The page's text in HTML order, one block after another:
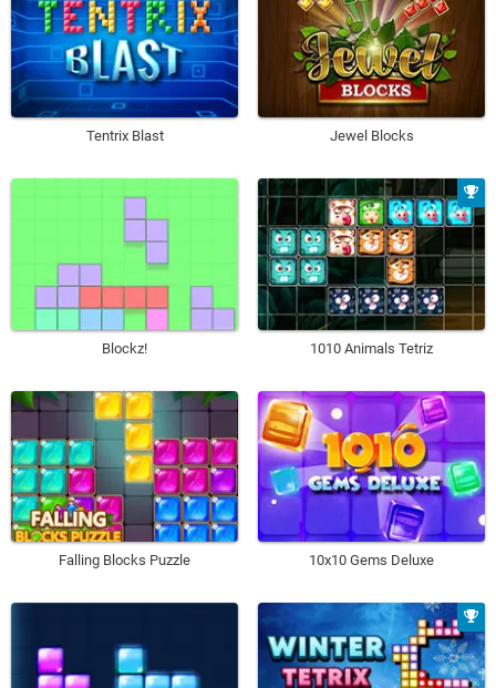
Tentrix Blast Jewel Blocks
Blockz! 1010 Animals Tetriz
Falling Blocks Puzzle 10x10 Gems Deluxe